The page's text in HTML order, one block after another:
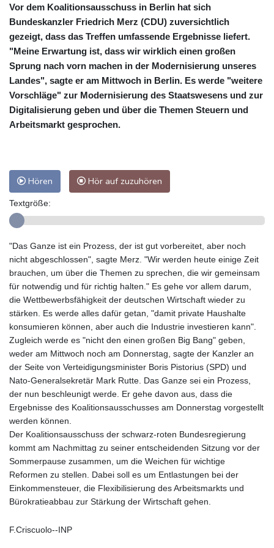
Vor dem Koalitionsausschuss in Berlin hat sich
Bundeskanzler Friedrich Merz (CDU) zuversichtlich
gezeigt, dass das Treffen umfassende Ergebnisse liefert.
"Meine Erwartung ist, dass wir wirklich einen großen
Sprung nach vorn machen in der Modernisierung unseres
Landes", sagte er am Mittwoch in Berlin. Es werde "weitere
Vorschläge" zur Modernisierung des Staatswesens und zur
Digitalisierung geben und über die Themen Steuern und
Arbeitsmarkt gesprochen.
Hören Hör auf zuzuhören
Textgröße:
"Das Ganze ist ein Prozess, der ist gut vorbereitet, aber noch
nicht abgeschlossen", sagte Merz. "Wir werden heute einige Zeit
brauchen, um über die Themen zu sprechen, die wir gemeinsam
für notwendig und für richtig halten." Es gehe vor allem darum,
die Wettbewerbsfähigkeit der deutschen Wirtschaft wieder zu
stärken. Es werde alles dafür getan, "damit private Haushalte
konsumieren können, aber auch die Industrie investieren kann".
Zugleich werde es "nicht den einen großen Big Bang" geben,
weder am Mittwoch noch am Donnerstag, sagte der Kanzler an
der Seite von Verteidigungsminister Boris Pistorius (SPD) und
Nato-Generalsekretär Mark Rutte. Das Ganze sei ein Prozess,
der nun beschleunigt werde. Er gehe davon aus, dass die
Ergebnisse des Koalitionsausschusses am Donnerstag vorgestellt
werden können.
Der Koalitionsausschuss der schwarz-roten Bundesregierung
kommt am Nachmittag zu seiner entscheidenden Sitzung vor der
Sommerpause zusammen, um die Weichen für wichtige
Reformen zu stellen. Dabei soll es um Entlastungen bei der
Einkommensteuer, die Flexibilisierung des Arbeitsmarkts und
Bürokratieabbau zur Stärkung der Wirtschaft gehen.
F.Criscuolo--INP